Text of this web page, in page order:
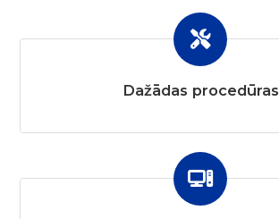
Dažādas procedūras